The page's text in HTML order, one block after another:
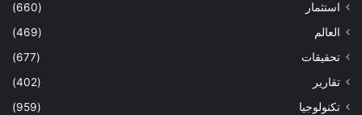
استثمار
(660)
العالم
(469)
تحقيقات
(677)
تقارير
(402)
تكنولوجيا
(959)